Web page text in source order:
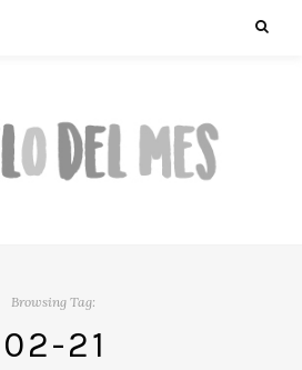
Browsing Tag:
02-21